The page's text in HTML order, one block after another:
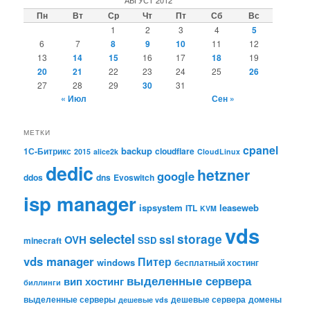
Пн Вт Ср Чт Пт Сб Вс
1 2 3 4 5
6 7 8 9 10 11
12
13
14 15 16 17 18 19
20 21 22 23 24 25 26
27 28 29 30 31
« Июл Сен »
МЕТКИ
1С-Битрикс 2015 alice2k backup cloudflare CloudLinux cpanel
ddos dedic dns Evoswitch google hetzner
isp manager ispsystem ITL KVM leaseweb
minecraft OVH selectel SSD sslstorage vds
vds manager windows Питер бесплатный хостинг
биллинги вип хостинг выделенные сервера
выделенные серверы дешевые vds дешевые сервера домены